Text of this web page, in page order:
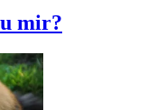
mir?